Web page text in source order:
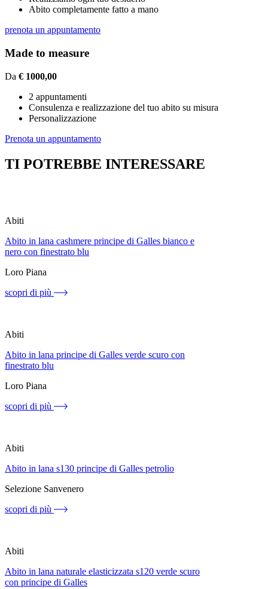
Abito completamente fatto a mano
prenota un appuntamento
Made to measure
Da € 1000,00
2 appuntamenti
Consulenza e realizzazione del tuo abito su misura
Personalizzazione
Prenota un appuntamento
TI POTREBBE INTERESSARE
Abiti
Abito in lana cashmere principe di Galles bianco e
nero con finestrato blu
Loro Piana
scopri di più
Abiti
Abito in lana principe di Galles verde scuro con
finestrato blu
Loro Piana
scopri di più
Abiti
Abito in lana s130 principe di Galles petrolio
Selezione Sanvenero
scopri di più
Abiti
Abito in lana naturale elasticizzata s120 verde scuro
con principe di Galles